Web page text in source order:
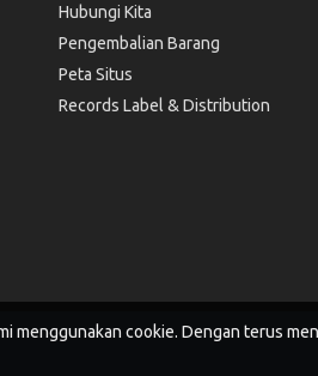
Hubungi Kita
Pengembalian Barang
Peta Situs
Records Label & Distribution
cookie. Dengan terus